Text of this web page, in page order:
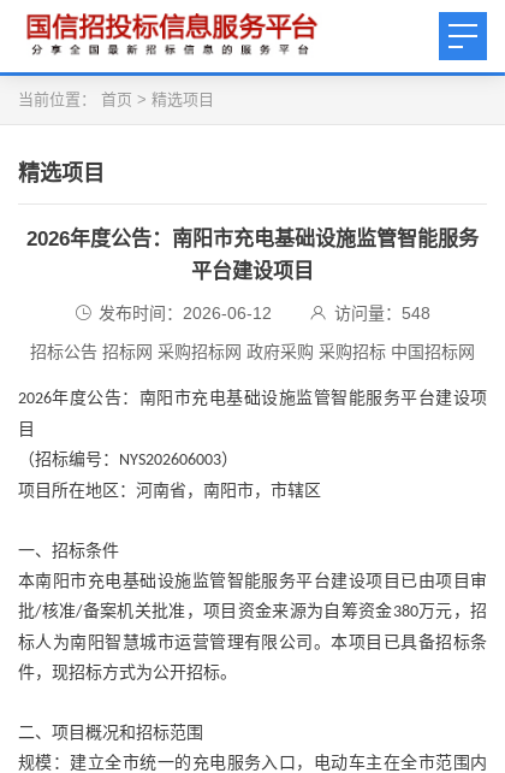
当前位置： 首页 > 精选项目
精选项目
2026年度公告：南阳市充电基础设施监管智能服务
平台建设项目
发布时间：2026-06-12 访问量： 548
招标公告 招标网 采购招标网 政府采购 采购招标 中国招标网
2026年度公告：南阳市充电基础设施监管智能服务平台建设项
目
（招标编号： NYS202606003）
项目所在地区：河南省，南阳市，市辖区
一、招标条件
本南阳市充电基础设施监管智能服务平台建设项目已由项目审
批/核准/备案机关批准，项目资金来源为自筹资金380万元，招
标人为南阳智慧城市运营管理有限公司。本项目已具备招标条
件，现招标方式为公开招标。
二、项目概况和招标范围
规模：建立全市统一的充电服务入口，电动车主在全市范围内